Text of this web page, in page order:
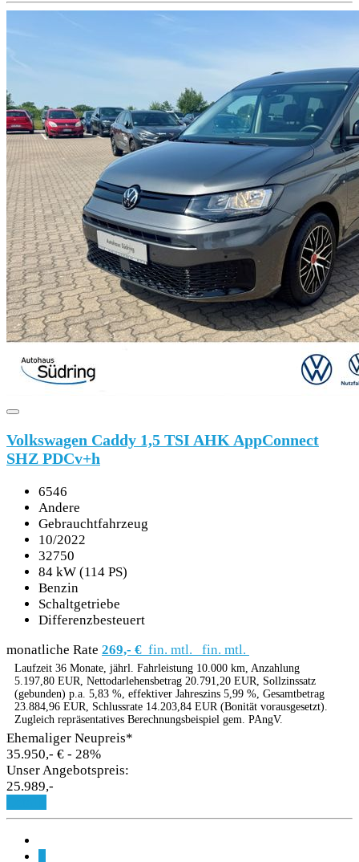
Volkswagen Caddy 1,5 TSI AHK AppConnect
SHZ PDCv+h
6546
Andere
Gebrauchtfahrzeug
10/2022
32750
84 kW (114 PS)
Benzin
Schaltgetriebe
Differenzbesteuert
monatliche Rate 269,- € fin. mtl. fin. mtl.
Laufzeit 36 Monate, jährl. Fahrleistung 10.000 km, Anzahlung
5.197,80 EUR, Nettodarlehensbetrag 20.791,20 EUR, Sollzinssatz
(gebunden) p.a. 5,83 %, effektiver Jahreszins 5,99 %, Gesamtbetrag
23.884,96 EUR, Schlussrate 14.203,84 EUR (Bonität vorausgesetzt).
Zugleich repräsentatives Berechnungsbeispiel gem. PAngV.
Ehemaliger Neupreis*
35.950,- € - 28%
Unser Angebotspreis:
25.989,-